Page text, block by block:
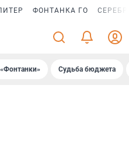
ФОНТАНКА ГО
Судьба бюджета